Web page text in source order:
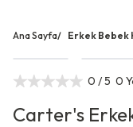
Ana Sayfa/ Erkek Bebek
0 / 5 0
Carter's